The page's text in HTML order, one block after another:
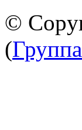
©
(